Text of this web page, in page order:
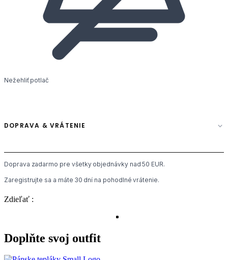
Nežehliť potlač
DOPRAVA & VRÁTENIE
Doprava zadarmo pre všetky objednávky nad 50 EUR.
Zaregistrujte sa a máte 30 dní na pohodlné vrátenie.
Zdieľať :
Doplňte svoj outfit